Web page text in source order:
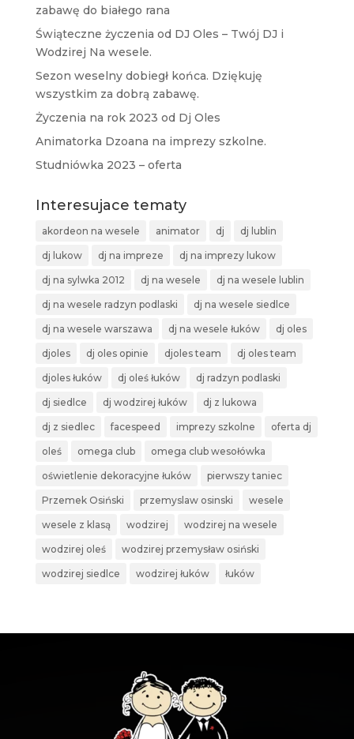
zabawę do białego rana
Świąteczne życzenia od DJ Oles – Twój DJ i
Wodzirej Na wesele.
Sezon weselny dobiegł końca. Dziękuję
wszystkim za dobrą zabawę.
Życzenia na rok 2023 od Dj Oles
Animatorka Dzoana na imprezy szkolne.
Studniówka 2023 – oferta
Interesujace tematy
akordeon na wesele animator dj dj lublin
dj lukow dj na impreze dj na imprezy lukow
dj na sylwka 2012 dj na wesele dj na wesele lublin
dj na wesele radzyn podlaski dj na wesele siedlce
dj na wesele warszawa dj na wesele łuków dj oles
djoles dj oles opinie djoles team dj oles team
djoles łuków dj oleś łuków dj radzyn podlaski
dj siedlce dj wodzirej łuków dj z lukowa
dj z siedlec facespeed imprezy szkolne oferta dj
oleś omega club omega club wesołówka
oświetlenie dekoracyjne łuków pierwszy taniec
Przemek Osiński przemyslaw osinski wesele
wesele z klasą wodzirej wodzirej na wesele
wodzirej oleś wodzirej przemysław osiński
wodzirej siedlce wodzirej łuków łuków